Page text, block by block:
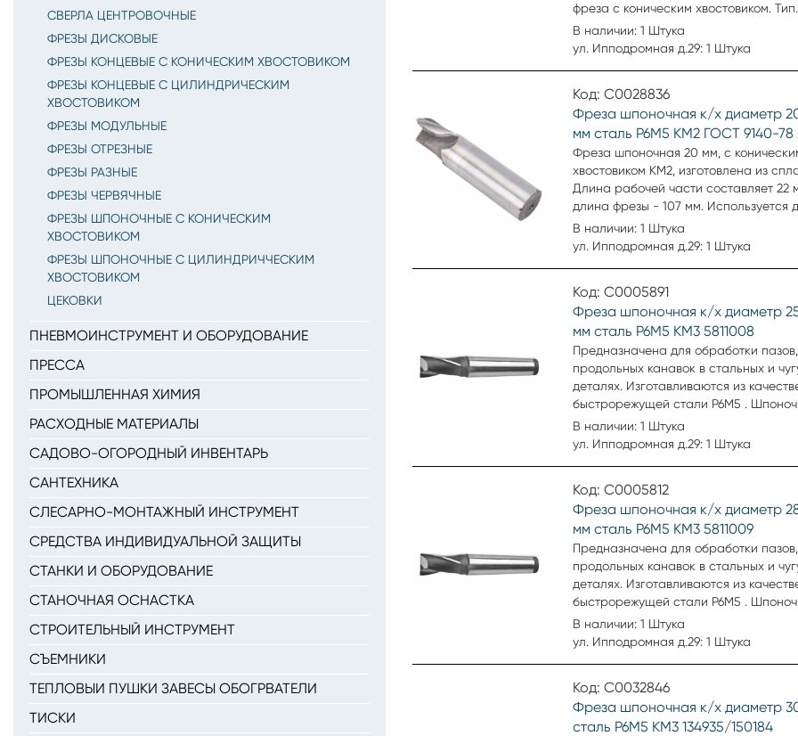
СВЕРЛА ЦЕНТРОВОЧНЫЕ
ФРЕЗЫ ДИСКОВЫЕ
ФРЕЗЫ КОНЦЕВЫЕ С КОНИЧЕСКИМ ХВОСТОВИКОМ
ФРЕЗЫ КОНЦЕВЫЕ С ЦИЛИНДРИЧЕСКИМ
ХВОСТОВИКОМ
ФРЕЗЫ МОДУЛЬНЫЕ
ФРЕЗЫ ОТРЕЗНЫЕ
ФРЕЗЫ РАЗНЫЕ
ФРЕЗЫ ЧЕРВЯЧНЫЕ
ФРЕЗЫ ШПОНОЧНЫЕ С КОНИЧЕСКИМ
ХВОСТОВИКОМ
ФРЕЗЫ ШПОНОЧНЫЕ С ЦИЛИНДРИЧЧЕСКИМ
ХВОСТОВИКОМ
ЦЕКОВКИ
ПНЕВМОИНСТРУМЕНТ И ОБОРУДОВАНИЕ
ПРЕССА
ПРОМЫШЛЕННАЯ ХИМИЯ
РАСХОДНЫЕ МАТЕРИАЛЫ
САДОВО-ОГОРОДНЫЙ ИНВЕНТАРЬ
САНТЕХНИКА
СЛЕСАРНО-МОНТАЖНЫЙ ИНСТРУМЕНТ
СРЕДСТВА ИНДИВИДУАЛЬНОЙ ЗАЩИТЫ
СТАНКИ И ОБОРУДОВАНИЕ
СТАНОЧНАЯ ОСНАСТКА
СТРОИТЕЛЬНЫЙ ИНСТРУМЕНТ
СЪЕМНИКИ
ТЕПЛОВЫИ ПУШКИ ЗАВЕСЫ ОБОГРВАТЕЛИ
ТИСКИ
фреза с коническим хвостовиком. Тип
шпоночная. Тип хвостовика
Материал сталь Р18. Количество
Производитель ВИЗ. Артикул 51167.
В наличии: 1 Штука
ул. Ипподромная д.29: 1 Штука
Код: С0028836
Фреза шпоночная к/х диаметр
мм сталь Р6М5 КМ2 ГОСТ 9140-78
Фреза шпоночная 20 мм, с
хвостовиком КМ2, изготовлена из
Длина рабочей части составляет 22
длина фрезы - 107 мм. Используется
черновой и получистовой обработки
шпоночных пазов. Шпоночная фреза
обрабатывает дно паза. Боковые
формируют стенки. Соответствует
(ГОСТ Р 53003-2008).
В наличии: 1 Штука
ул. Ипподромная д.29: 1 Штука
Код: С0005891
Фреза шпоночная к/х диаметр
мм сталь Р6М5 КМ3 5811008
Предназначена для обработки пазов,
продольных канавок в стальных и
деталях. Изготавливаются из
быстрорежущей стали Р6М5 .
с коническим хвостовиком. Тип
хвостовика конический. Материал
В наличии: 1 Штука
ул. Ипподромная д.29: 1 Штука
Код: С0005812
Фреза шпоночная к/х диаметр
мм сталь Р6М5 КМ3 5811009
Предназначена для обработки пазов,
продольных канавок в стальных и
деталях. Изготавливаются из
быстрорежущей стали Р6М5 .
с цилиндрическим хвостовиком. Тип
Тип хвостовика конический. Материал
режущей кромки 26 мм.
Артикул 1411009.
В наличии: 1 Штука
ул. Ипподромная д.29: 1 Штука
Код: С0032846
Фреза шпоночная к/х диаметр
сталь Р6М5 КМ3 134935/150184